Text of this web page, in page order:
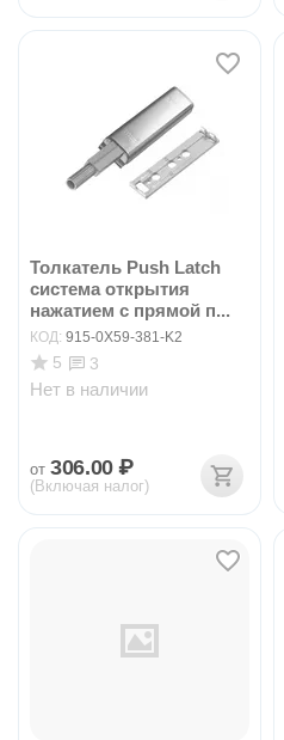
Толкатель Push Latch
система открытия
нажатием с прямой п...
КОД: 915-0X59-381-K2
5 3
Нет в наличии
от 306.00 ₽
(Включая налог)